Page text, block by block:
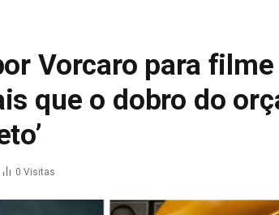
Vorcaro para
que o dobro do
0 Visitas